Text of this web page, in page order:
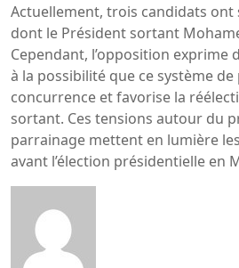
Actuellement, trois candidats ont
dont le Président sortant
Cependant, l’opposition exprime
à la possibilité que ce système
concurrence et favorise la
sortant. Ces tensions autour du
parrainage mettent en lumière
avant l’élection présidentielle en